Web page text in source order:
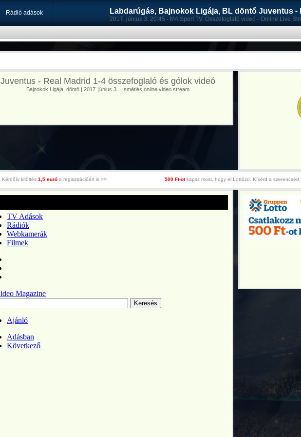
Rádió adások Labdarúgás, Bajnokok Ligája, BL döntő Juventus -
2017. június 3. 20:45 - M4 Sport TV, Összefoglaló videó - Online Live
Juventus - Real Madrid 1-4 összefoglaló és gólok videó
Bajnokok Ligája, döntő | 2017. június 3. | Ismétlés online video stream
Kérdőív kitöltés 1,5 euró a regisztrációért is >> 500 Ft-otkapsz most, hogy el Lottózd. Kísérd a szerencséd